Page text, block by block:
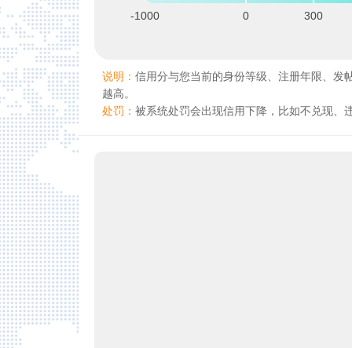
-1000 0 300
说明： 信用分与您当前的身份等级、注册年限、发
越高。
处罚： 被系统处罚会出现信用下降，比如不兑现、